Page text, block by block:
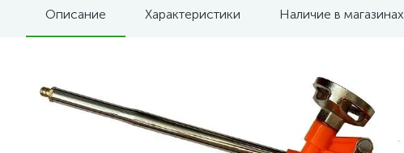
Описание Характеристики Наличие в магазинах